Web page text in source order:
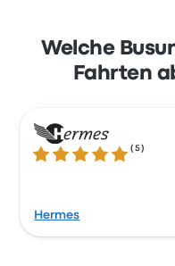
Welche
Fahrten
4.8 von 5 Sternen
(5 )
Hermes